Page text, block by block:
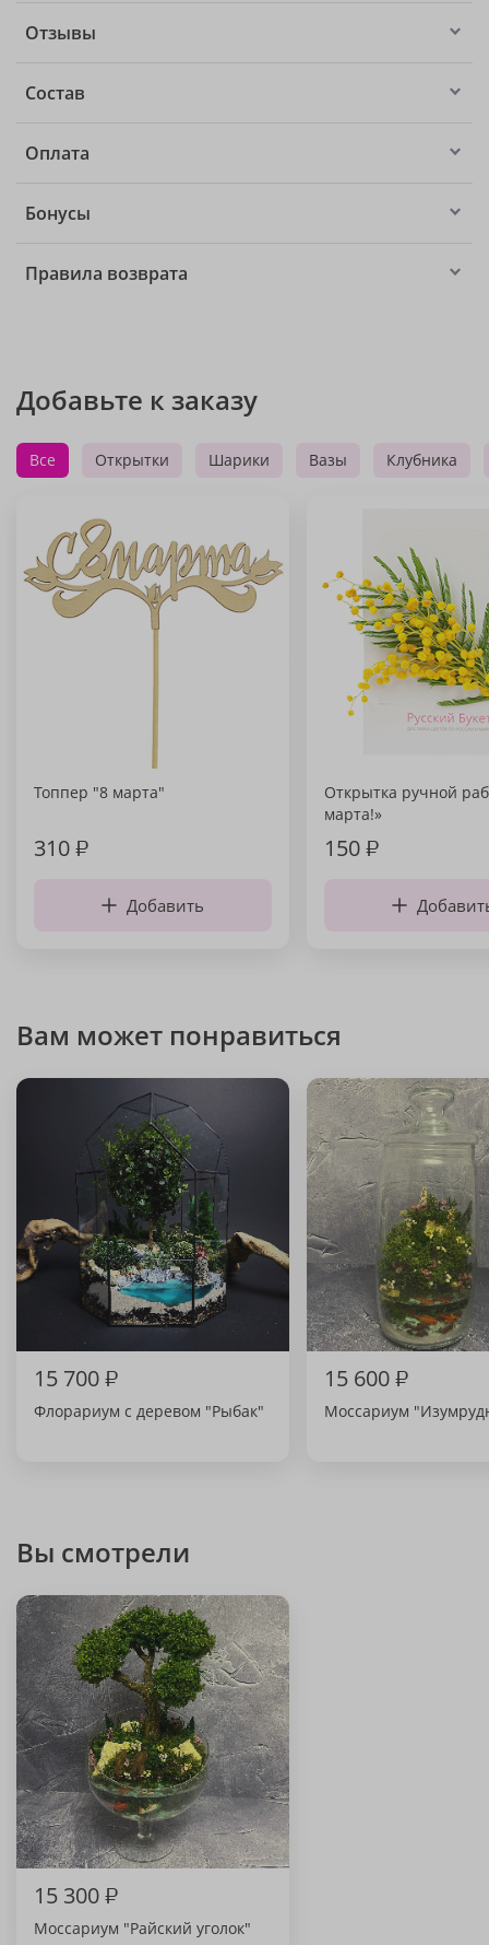
Отзывы
Состав
Оплата
Бонусы
Правила возврата
Добавьте к заказу
Все Открытки Шарики Вазы Клубника
Топпер "8 марта"
310₽
Добавить
Открытка ручной
марта!»
150₽
Вам может понравиться
15 700₽
Флорариум с деревом "Рыбак"
15 600₽
Моссариум
Вы смотрели
15 300₽
Моссариум "Райский уголок"